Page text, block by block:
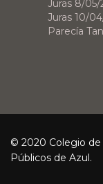
Juras 8/05/
Juras 10/
Parecía
© 2020 Colegio
Públicos de Azul.